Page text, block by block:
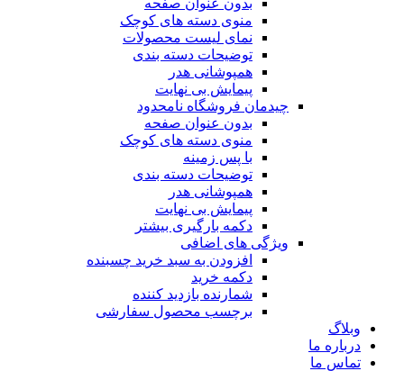
منوی دسته های کوچک
نمای لیست محصولات
توضیحات دسته بندی
همپوشانی هدر
پیمایش بی نهایت
چیدمان فروشگاه نامحدود
بدون عنوان صفحه
منوی دسته های کوچک
با پس زمینه
توضیحات دسته بندی
همپوشانی هدر
پیمایش بی نهایت
دکمه بارگیری بیشتر
ویژگی های اضافی
افزودن به سبد خرید چسبنده
دکمه خرید
شمارنده بازدید کننده
برچسب محصول سفارشی
وبلاگ
درباره ما
تماس ما